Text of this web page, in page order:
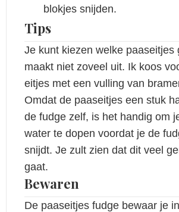
blokjes snijden.
Tips
Je kunt kiezen welke paaseitjes
maakt niet zoveel uit. Ik koos
eitjes met een vulling van
Omdat de paaseitjes een stuk harder zijn dan
de fudge zelf, is het handig om
water te dopen voordat je de
snijdt. Je zult zien dat dit veel
gaat.
Bewaren
De paaseitjes fudge bewaar je